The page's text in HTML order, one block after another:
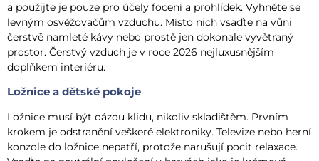
a použijte je pouze pro účely focení a prohlídek. Vyhněte se
levným osvěžovačům vzduchu. Místo nich vsaďte na vůni
čerstvě namleté kávy nebo prostě jen dokonale vyvětraný
prostor. Čerstvý vzduch je v roce 2026 nejluxusnějším
doplňkem interiéru.
Ložnice a dětské pokoje
Ložnice musí být oázou klidu, nikoliv skladištěm. Prvním
krokem je odstranění veškeré elektroniky. Televize nebo herní
konzole do ložnice nepatří, protože narušují pocit relaxace.